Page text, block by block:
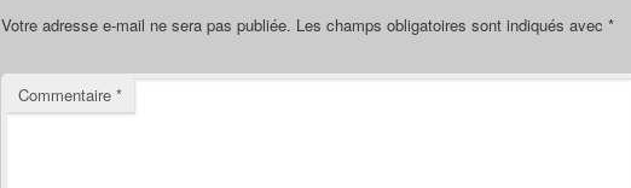
Votre adresse e-mail ne sera pas publiée. Les champs obligatoires sont indiqués avec *
Commentaire *